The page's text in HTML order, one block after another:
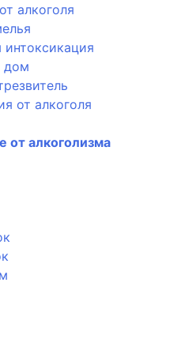
алкоголя
интоксикация
дом
от алкоголя
от алкоголизма